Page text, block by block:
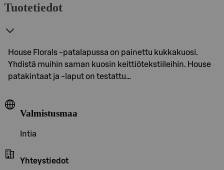
Tuotetiedot
House Florals -patalapussa on painettu kukkakuosi.
Yhdistä muihin saman kuosin keittiötekstiileihin. House
patakintaat ja -laput on testattu…
Valmistusmaa
Intia
Yhteystiedot